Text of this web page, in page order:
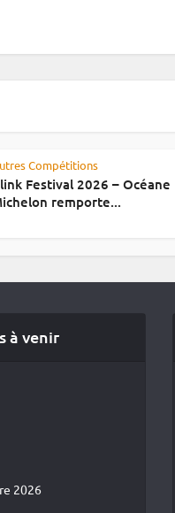
Compétitions
Festival 2026 – Océane
remporte...
à venir
2026